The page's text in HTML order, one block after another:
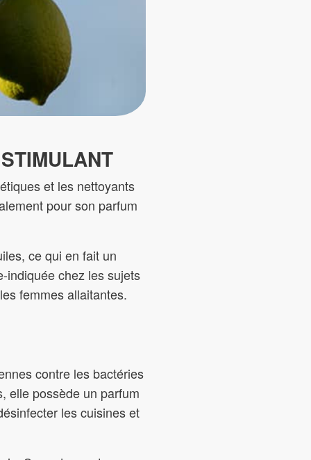
et les nettoyants
pour son parfum
ce qui en fait un
indiquée chez les sujets
femmes allaitantes.
contre les bactéries
elle possède un parfum
les cuisines et